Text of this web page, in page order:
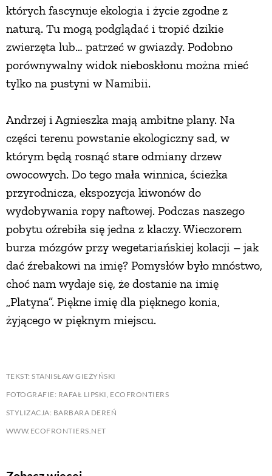
których fascynuje ekologia i życie zgodne z
naturą. Tu mogą podglądać i tropić dzikie
zwierzęta lub… patrzeć w gwiazdy. Podobno
porównywalny widok nieboskłonu można mieć
tylko na pustyni w Namibii.
Andrzej i Agnieszka mają ambitne plany. Na
części terenu powstanie ekologiczny sad, w
którym będą rosnąć stare odmiany drzew
owocowych. Do tego mała winnica, ścieżka
przyrodnicza, ekspozycja kiwonów do
wydobywania ropy naftowej. Podczas naszego
pobytu oźrebiła się jedna z klaczy. Wieczorem
burza mózgów przy wegetariańskiej kolacji – jak
dać źrebakowi na imię? Pomysłów było mnóstwo,
choć nam wydaje się, że dostanie na imię
„Platyna”. Piękne imię dla pięknego konia,
żyjącego w pięknym miejscu.
TEKST: STANISŁAW GIEŻYŃSKI
FOTOGRAFIE: RAFAŁ LIPSKI, ECOFRONTIERS
STYLIZACJA: BARBARA DEREŃ
WWW.ECOFRONTIERS.NET